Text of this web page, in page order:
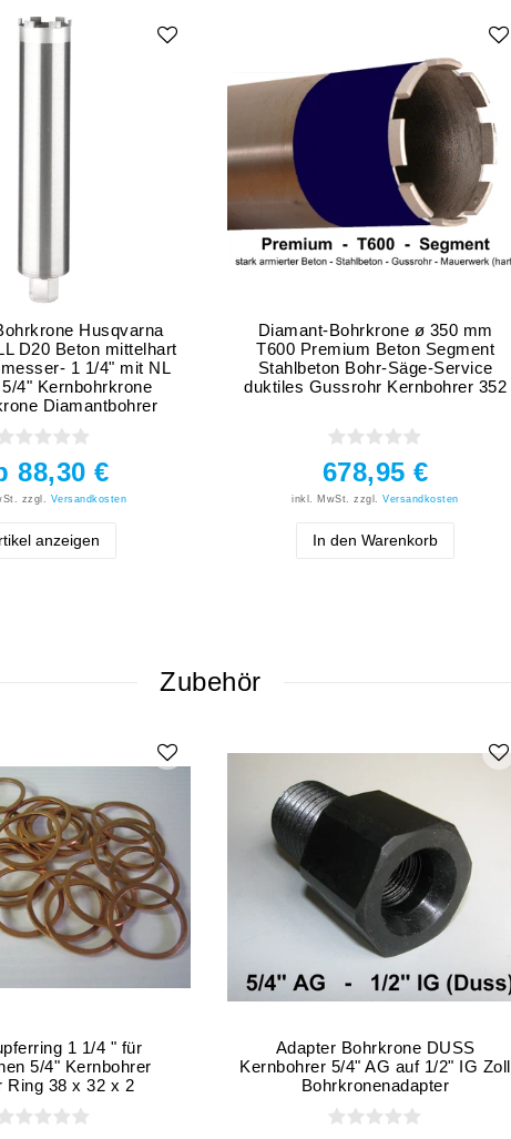
Husqvarna
D20 Beton mittelhart
1 1/4" mit NL
4" Kernbohrkrone
Diamantbohrer
88,30 €
zzgl. Versandkosten
anzeigen
Diamant-Bohrkrone ø 350 mm
T600 Premium Beton Segment
Stahlbeton Bohr-Säge-Service
duktiles Gussrohr Kernbohrer 352
678,95 €
inkl. MwSt. zzgl.Versandkosten
In den Warenkorb
Zubehör
1 1/4 " für
5/4" Kernbohrer
Ring 38 x 32 x 2
Adapter Bohrkrone DUSS
Kernbohrer 5/4" AG auf 1/2" IG Zoll
Bohrkronenadapter